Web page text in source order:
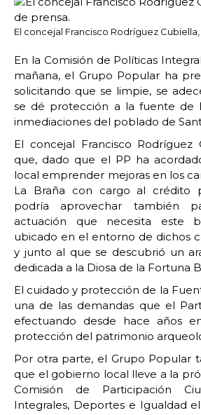
El concejal Francisco Rodríguez
En la Comisión de Políticas
mañana, el Grupo Popular ha
solicitando que se limpie, se
se dé protección a la fuente de
inmediaciones del poblado de
El concejal Francisco Rodríguez
que, dado que el PP ha
local emprender mejoras en los
La Braña con cargo al crédito
podría aprovechar también
actuación que necesita este
ubicado en el entorno de dichos
y junto al que se descubrió un
dedicada a la Diosa de la Fortuna
El cuidado y protección de la
una de las demandas que el
efectuando desde hace años
protección del patrimonio
Por otra parte, el Grupo Popular
que el gobierno local lleve a la
Comisión de Participación
Integrales, Deportes e Igualdad